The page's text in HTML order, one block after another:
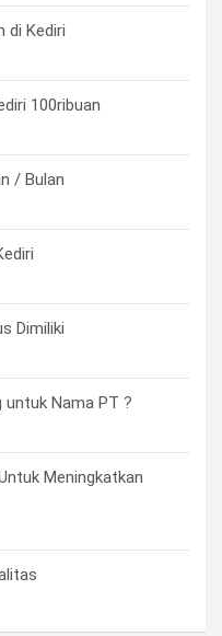
di Kediri
100ribuan
/ Bulan
Dimiliki
untuk Nama PT ?
Meningkatkan